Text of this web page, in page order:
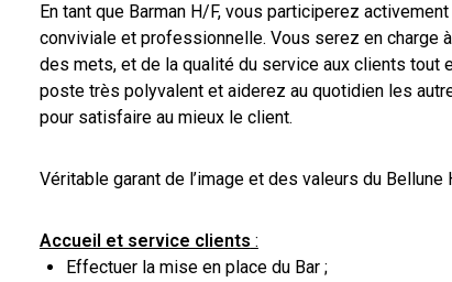
En tant que Barman H/F, vous participerez
conviviale et professionnelle. Vous serez en charge
des mets, et de la qualité du service aux clients tout
poste très polyvalent et aiderez au quotidien les
pour satisfaire au mieux le client.
Véritable garant de l’image et des valeurs du
Accueil et service clients :
Effectuer la mise en place du Bar ;